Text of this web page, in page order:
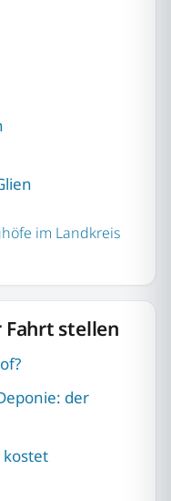
im Landkreis
Fahrt stellen
der
kostet